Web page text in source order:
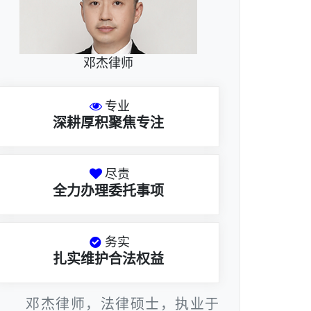
邓杰律师
专业
深耕厚积聚焦专注
尽责
全力办理委托事项
务实
扎实维护合法权益
邓杰律师，法律硕士，执业于